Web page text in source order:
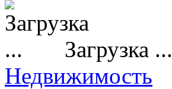
Загрузка ...
Недвижимость